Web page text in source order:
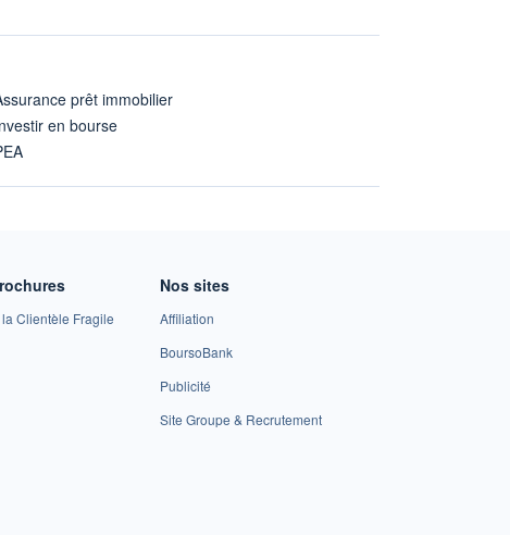
prêt immobilier
en bourse
Clientèle Fragile
Nos sites
Affiliation
BoursoBank
Publicité
Site Groupe & Recrutement